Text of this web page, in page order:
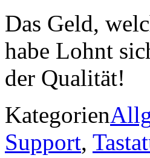
Das Geld,
habe Lohnt
der Qualität!
Kategorien
Support,